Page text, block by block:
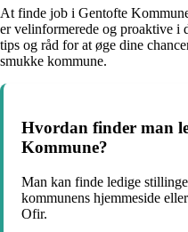
At finde job i Gentofte
er velinformerede og proaktive i
tips og råd for at øge dine
smukke kommune.
Hvordan finder man
Kommune?
Man kan finde ledige
kommunens hjemmeside
Ofir.